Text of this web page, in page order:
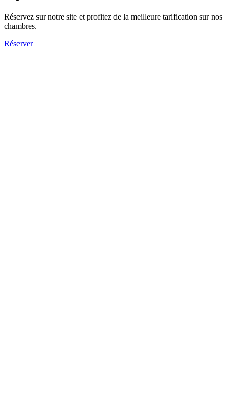
Réservez sur notre site et profitez de la meilleure tarification sur nos
chambres.
Réserver